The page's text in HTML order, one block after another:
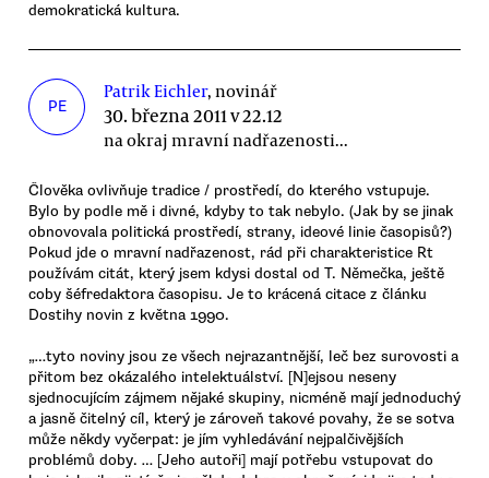
demokratická kultura.
PE
Patrik Eichler, novinář
30. března 2011 v 22.12
na okraj mravní nadřazenosti...
Člověka ovlivňuje tradice / prostředí, do kterého vstupuje.
Bylo by podle mě i divné, kdyby to tak nebylo. (Jak by se jinak
obnovovala politická prostředí, strany, ideové linie časopisů?)
Pokud jde o mravní nadřazenost, rád při charakteristice Rt
používám citát, který jsem kdysi dostal od T. Němečka, ještě
coby šéfredaktora časopisu. Je to krácená citace z článku
Dostihy novin z května 1990.
„…tyto noviny jsou ze všech nejrazantnější, leč bez surovosti a
přitom bez okázalého intelektuálství. [N]ejsou neseny
sjednocujícím zájmem nějaké skupiny, nicméně mají jednoduchý
a jasně čitelný cíl, který je zároveň takové povahy, že se sotva
může někdy vyčerpat: je jím vyhledávání nejpalčivějších
problémů doby. … [Jeho autoři] mají potřebu vstupovat do